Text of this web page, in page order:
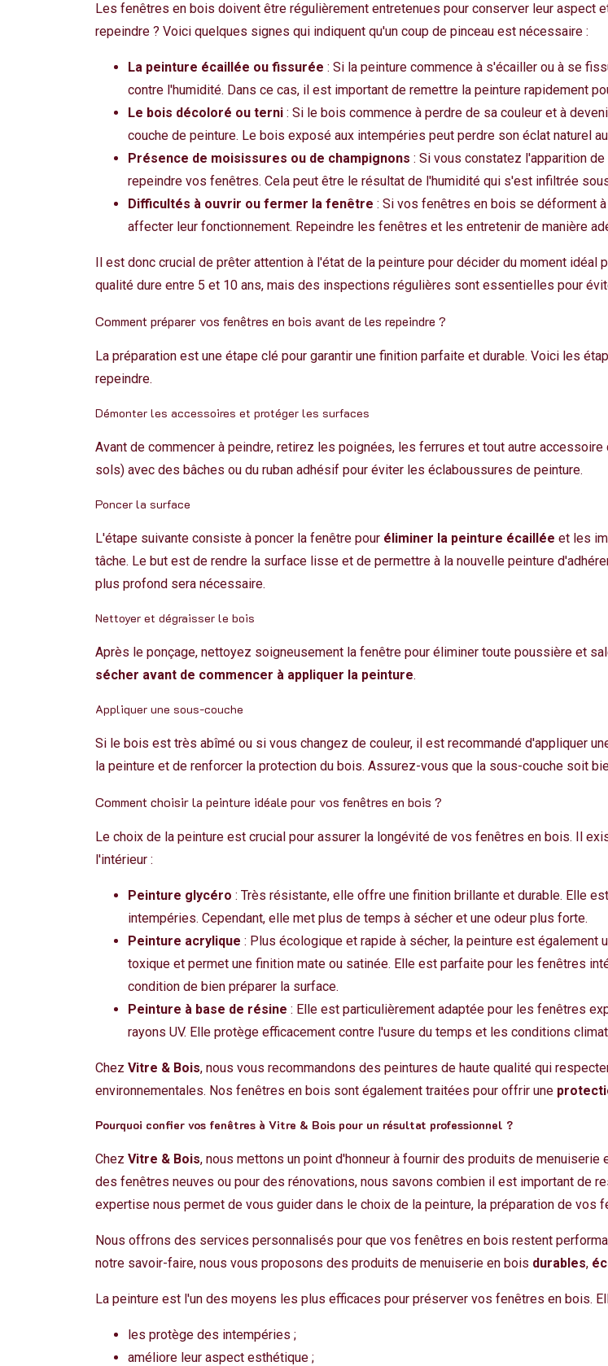
Les fenêtres en bois doivent être régulièrement entretenues pour conserver leur aspect
repeindre ? Voici quelques signes qui indiquent qu'un coup de pinceau est nécessaire :
La peinture écaillée ou fissurée : Si la peinture commence à s'écailler ou à se
contre l'humidité. Dans ce cas, il est important de remettre la peinture rapidement
Le bois décoloré ou terni : Si le bois commence à perdre de sa couleur et à
couche de peinture. Le bois exposé aux intempéries peut perdre son éclat naturel
Présence de moisissures ou de champignons : Si vous constatez l'apparition
repeindre vos fenêtres. Cela peut être le résultat de l'humidité qui s'est infiltrée
Difficultés à ouvrir ou fermer la fenêtre : Si vos fenêtres en bois se déforment
affecter leur fonctionnement. Repeindre les fenêtres et les entretenir de manière
Il est donc crucial de prêter attention à l'état de la peinture pour décider du moment idéal
qualité dure entre 5 et 10 ans, mais des inspections régulières sont essentielles pour
Comment préparer vos fenêtres en bois avant de les repeindre ?
La préparation est une étape clé pour garantir une finition parfaite et durable. Voici les
repeindre.
Démonter les accessoires et protéger les surfaces
Avant de commencer à peindre, retirez les poignées, les ferrures et tout autre
sols) avec des bâches ou du ruban adhésif pour éviter les éclaboussures de peinture.
Poncer la surface
L'étape suivante consiste à poncer la fenêtre pour éliminer la peinture écaillée et les
tâche. Le but est de rendre la surface lisse et de permettre à la nouvelle peinture
plus profond sera nécessaire.
Nettoyer et dégraisser le bois
Après le ponçage, nettoyez soigneusement la fenêtre pour éliminer toute poussière et
sécher avant de commencer à appliquer la peinture.
Appliquer une sous-couche
Si le bois est très abîmé ou si vous changez de couleur, il est recommandé d'appliquer
la peinture et de renforcer la protection du bois. Assurez-vous que la sous-couche soit
Comment choisir la peinture idéale pour vos fenêtres en bois ?
Le choix de la peinture est crucial pour assurer la longévité de vos fenêtres en bois. Il
l'intérieur :
Peinture glycéro : Très résistante, elle offre une finition brillante et durable. Elle
intempéries. Cependant, elle met plus de temps à sécher et une odeur plus forte.
Peinture acrylique : Plus écologique et rapide à sécher, la peinture est
toxique et permet une finition mate ou satinée. Elle est parfaite pour les fenêtres
condition de bien préparer la surface.
Peinture à base de résine : Elle est particulièrement adaptée pour les fenêtres
rayons UV. Elle protège efficacement contre l'usure du temps et les conditions
Chez Vitre & Bois, nous vous recommandons des peintures de haute qualité qui
environnementales. Nos fenêtres en bois sont également traitées pour offrir une
Pourquoi confier vos fenêtres à Vitre & Bois pour un résultat professionnel ?
Chez Vitre & Bois, nous mettons un point d'honneur à fournir des produits de
des fenêtres neuves ou pour des rénovations, nous savons combien il est important de
expertise nous permet de vous guider dans le choix de la peinture, la préparation de vos
Nous offrons des services personnalisés pour que vos fenêtres en bois restent
notre savoir-faire, nous vous proposons des produits de menuiserie en bois durables,
La peinture est l'un des moyens les plus efficaces pour préserver vos fenêtres en bois.
les protège des intempéries ;
améliore leur aspect esthétique ;